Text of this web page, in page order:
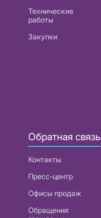
Технические
работы
Закупки
Обратная связь
Контакты
Пресс-центр
Офисы продаж
Обращения